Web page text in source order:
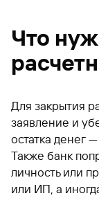
Что
Для закрытия
заявление и
остатка денег
Также банк
личность или
или ИП, а